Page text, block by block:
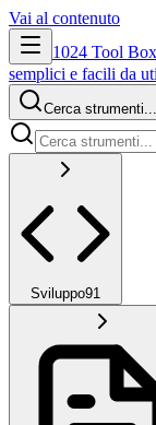
Vai al contenuto
1024 Tool Box
semplici e facili da
Cerca
Sviluppo91